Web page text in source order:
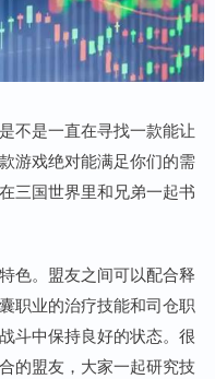
不是一直在寻找一款能让
游戏绝对能满足你们的需
三国世界里和兄弟一起书
色。盟友之间可以配合释
职业的治疗技能和司仓职
斗中保持良好的状态。很
的盟友，大家一起研究技